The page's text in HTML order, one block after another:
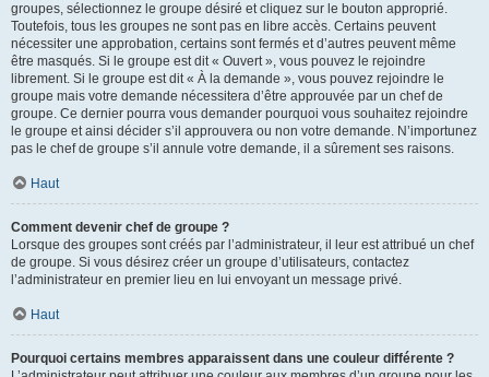
groupes, sélectionnez le groupe désiré et cliquez sur le bouton approprié.
Toutefois, tous les groupes ne sont pas en libre accès. Certains peuvent
nécessiter une approbation, certains sont fermés et d’autres peuvent même
être masqués. Si le groupe est dit « Ouvert », vous pouvez le rejoindre
librement. Si le groupe est dit « À la demande », vous pouvez rejoindre le
groupe mais votre demande nécessitera d’être approuvée par un chef de
groupe. Ce dernier pourra vous demander pourquoi vous souhaitez rejoindre
le groupe et ainsi décider s’il approuvera ou non votre demande. N’importunez
pas le chef de groupe s’il annule votre demande, il a sûrement ses raisons.
Haut
Comment devenir chef de groupe ?
Lorsque des groupes sont créés par l’administrateur, il leur est attribué un chef
de groupe. Si vous désirez créer un groupe d’utilisateurs, contactez
l’administrateur en premier lieu en lui envoyant un message privé.
Haut
Pourquoi certains membres apparaissent dans une couleur différente ?